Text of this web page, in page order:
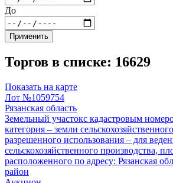
До
Применить
Торгов в списке: 16629
Показать на карте
Лот №1059754
Рязанская область
Земельный участокс кадастровым
категория – земли
разрешенного использования – для
сельскохозяйственного производства,
расположенного по адресу: Рязанская
район